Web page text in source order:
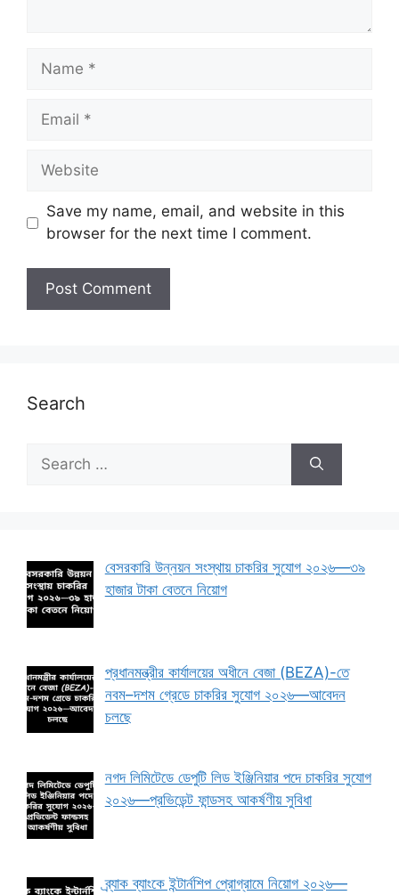
Name
Email
Website
Save my name, email, and website in this
browser for the next time I comment.
Search
for:
বেসরকারি উন্নয়ন সংস্থায় চাকরির সুযোগ ২০২৬—৩৯
হাজার টাকা বেতনে নিয়োগ
প্রধানমন্ত্রীর কার্যালয়ের অধীনে বেজা (BEZA)-তে
নবম–দশম গ্রেডে চাকরির সুযোগ ২০২৬—আবেদন
চলছে
নগদ লিমিটেডে ডেপুটি লিড ইঞ্জিনিয়ার পদে চাকরির সুযোগ
২০২৬—প্রভিডেন্ট ফান্ডসহ আকর্ষণীয় সুবিধা
ব্র্যাক ব্যাংকে ইন্টার্নশিপ প্রোগ্রামে নিয়োগ ২০২৬—